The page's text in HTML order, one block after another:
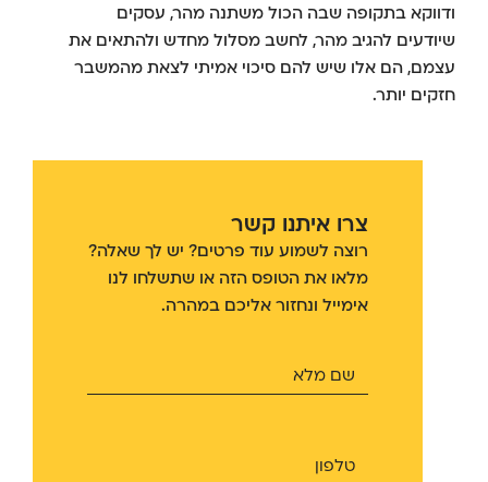
ודווקא בתקופה שבה הכול משתנה מהר, עסקים
שיודעים להגיב מהר, לחשב מסלול מחדש ולהתאים את
עצמם, הם אלו שיש להם סיכוי אמיתי לצאת מהמשבר
חזקים יותר.
צרו איתנו קשר
רוצה לשמוע עוד פרטים? יש לך שאלה?
מלאו את הטופס הזה או שתשלחו לנו
אימייל ונחזור אליכם במהרה.